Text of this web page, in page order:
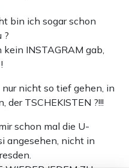
bin ich sogar schon
?
kein INSTAGRAM gab,
nicht so tief gehen, in
TSCHEKISTEN ?!!!
schon mal die U-
angesehen, nicht in